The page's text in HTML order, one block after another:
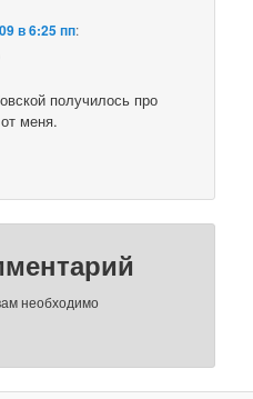
в 6:25 пп:
получилось про
меня.
необходимо